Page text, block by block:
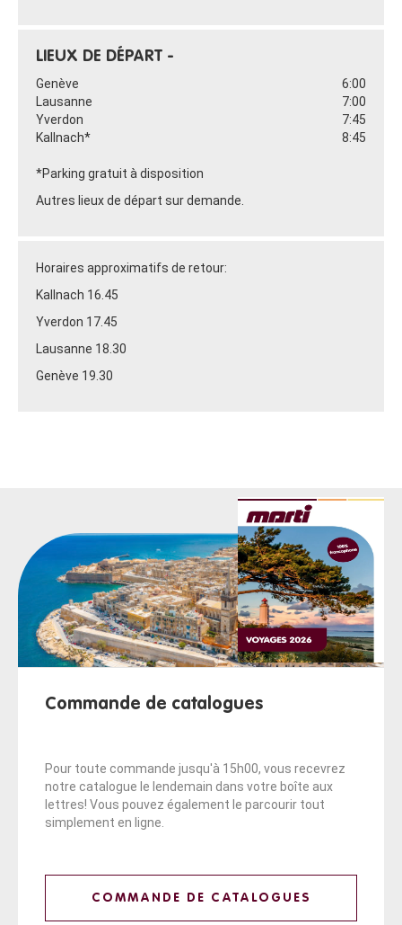
LIEUX DE DÉPART -
Genève
6:00
Lausanne
7:00
Yverdon
7:45
Kallnach*
8:45
*Parking gratuit à disposition
Autres lieux de départ sur demande.
Horaires approximatifs de retour:
Kallnach 16.45
Yverdon 17.45
Lausanne 18.30
Genève 19.30
Commande de catalogues
Pour toute commande jusqu'à 15h00, vous recevrez
notre catalogue le lendemain dans votre boîte aux
lettres! Vous pouvez également le parcourir tout
simplement en ligne.
COMMANDE DE CATALOGUES